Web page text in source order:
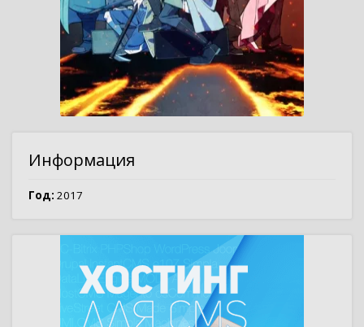
Информация
Год: 2017